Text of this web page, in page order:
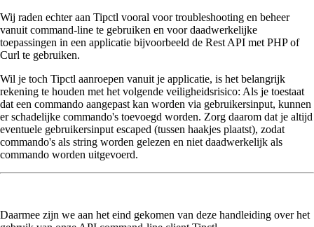
Wij raden echter aan Tipctl vooral voor troubleshooting en beheer
vanuit command-line te gebruiken en voor daadwerkelijke
toepassingen in een applicatie bijvoorbeeld de Rest API met PHP of
Curl te gebruiken.
Wil je toch Tipctl aanroepen vanuit je applicatie, is het belangrijk
rekening te houden met het volgende veiligheidsrisico: Als je toestaat
dat een commando aangepast kan worden via gebruikersinput, kunnen
er schadelijke commando's toevoegd worden. Zorg daarom dat je altijd
eventuele gebruikersinput escaped (tussen haakjes plaatst), zodat
commando's als string worden gelezen en niet daadwerkelijk als
commando worden uitgevoerd.
Daarmee zijn we aan het eind gekomen van deze handleiding over het